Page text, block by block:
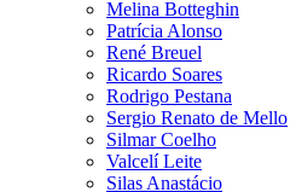
Melina Botteghin
Patrícia Alonso
René Breuel
Ricardo Soares
Rodrigo Pestana
Sergio Renato de Mello
Silmar Coelho
Valcelí Leite
Silas Anastácio